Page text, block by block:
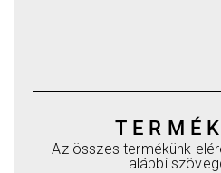
Az összes termékünk
alábbi